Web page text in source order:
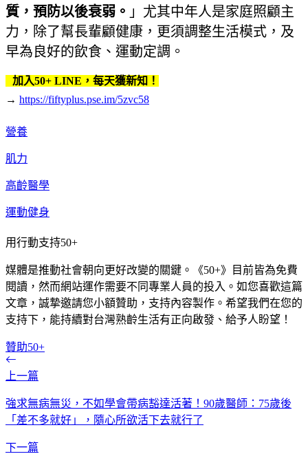
質，預防以後衰弱。 」尤其中年人是家庭照顧主
力，除了幫長輩顧健康，更須調整生活模式，及
早為良好的飲食、運動定調。
加入50+ LINE，每天獲新知！
→ https://fiftyplus.pse.im/5zvc58
營養
肌力
高齡醫學
運動健身
用行動支持50+
媒體是推動社會朝向更好改變的關鍵。《50+》目前皆為免費
閱讀，然而網站運作需要不同專業人員的投入。如您喜歡這篇
文章，誠摯邀請您小額贊助，支持內容製作。希望我們在您的
支持下，能持續對台灣熟齡生活有正向啟發、給予人盼望！
贊助50+
上一篇
強求無病無災，不如學會帶病豁達活著！90歲醫師：75歲後
「差不多就好」，隨心所欲活下去就行了
下一篇